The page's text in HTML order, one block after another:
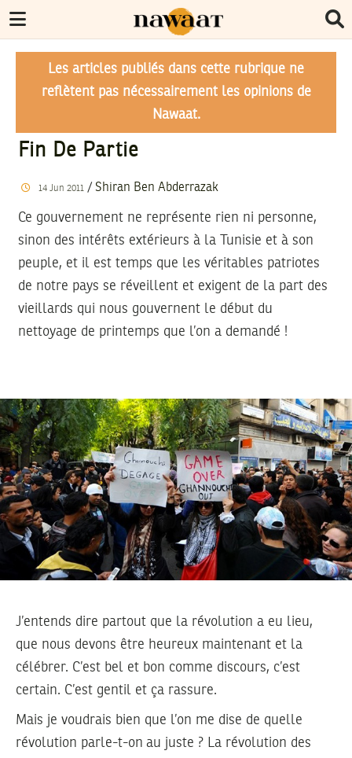
Les articles publiés dans cette rubrique ne
reflètent pas nécessairement les opinions de
Nawaat.
Fin De Partie
14 Jun 2011/ Shiran Ben Abderrazak
Ce gouvernement ne représente rien ni personne,
sinon des intérêts extérieurs à la Tunisie et à son
peuple, et il est temps que les véritables patriotes
de notre pays se réveillent et exigent de la part des
vieillards qui nous gouvernent le début du
nettoyage de printemps que l’on a demandé !
J’entends dire partout que la révolution a eu lieu,
que nous devons être heureux maintenant et la
célébrer. C’est bel et bon comme discours, c’est
certain. C’est gentil et ça rassure.
Mais je voudrais bien que l’on me dise de quelle
révolution parle-t-on au juste ? La révolution des